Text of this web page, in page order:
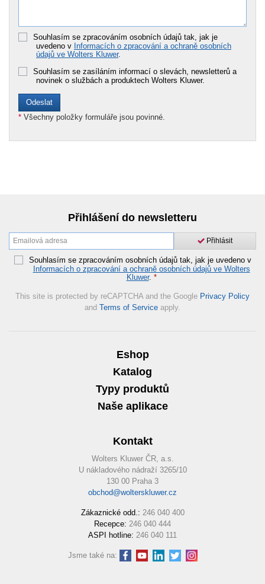
Souhlasím se zpracováním osobních údajů tak, jak je
uvedeno v Informacích o zpracování a ochraně osobních
údajů ve Wolters Kluwer.
Souhlasím se zasíláním informací o slevách, newsletterů a
novinek o službách a produktech Wolters Kluwer.
* Všechny položky formuláře jsou povinné.
Přihlášení do newsletteru
Přihlásit
Souhlasím se zpracováním osobních údajů tak, jak je uvedeno v
Informacích o zpracování a ochraně osobních údajů ve Wolters
Kluwer. *
This site is protected by reCAPTCHA and the Google Privacy Policy
and Terms of Service apply.
Eshop
Katalog
Typy produktů
Naše aplikace
Kontakt
Wolters Kluwer ČR, a.s.
U nákladového nádraží 3265/10
130 00 Praha 3
obchod@wolterskluwer.cz
Zákaznické odd.: 246 040 400
Recepce: 246 040 444
ASPI hotline: 246 040 111
Jsme také na: